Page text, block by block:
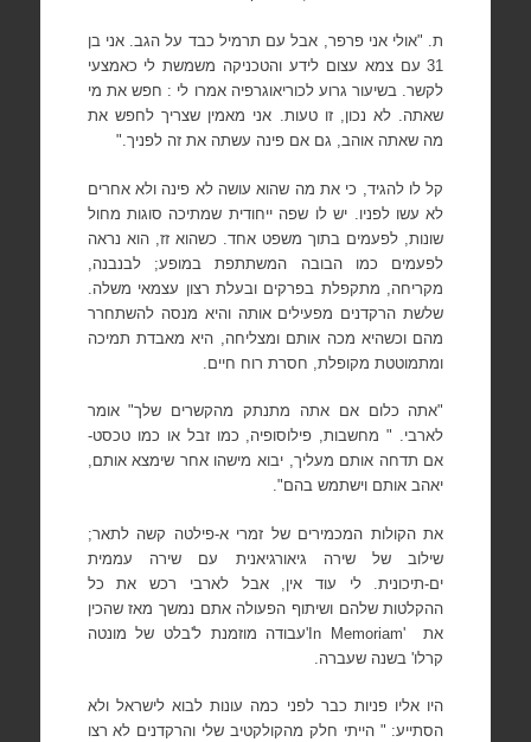
ת. "אולי אני פרפר, אבל עם תרמיל כבד על הגב. אני בן
31 עם צמא עצום לידע והטכניקה משמשת לי כאמצעי
לקשר. בשיעור גרוע לכוריאוגרפיה אמרו לי : חפש את מי
שאתה. לא נכון, זו טעות. אני מאמין שצריך לחפש את
מה שאתה אוהב, גם אם פינה עשתה את זה לפניך."
קל לו להגיד, כי את מה שהוא עושה לא פינה ולא אחרים
לא עשו לפניו. יש לו שפה ייחודית שמתיכה סוגות מחול
שונות, לפעמים בתוך משפט אחד.
כשהוא זז, הוא נראה
לפעמים כמו הבובה
המשתתפת במופע; לבנבנה,
מקריחה, מתקפלת בפרקים ובעלת רצון עצמאי משלה.
שלשת הרקדנים מפעילים אותה והיא מנסה להשתחרר
מהם וכשהיא מכה אותם ומצליחה, היא מאבדת תמיכה
ומתמוטטת מקופלת, חסרת רוח חיים.
"אתה כלום אם אתה מתנתק מהקשרים שלך" אומר
לארבי. " מחשבות, פילוסופיה, כמו זבל או כמו טכסט-
אם תדחה אותם מעליך, יבוא מישהו אחר שימצא אותם,
יאהב אותם וישתמש בהם".
את הקולות המכמירים של זמרי א-פילטה קשה לתאר;
שילוב של שירה גיאורגיאנית עם שירה עממית
ים-תיכונית. לי עוד אין, אבל לארבי רכש את כל
ההקלטות שלהם ושיתוף הפעולה אתם נמשך מאז שהכין
את
'In Memoriam'עבודה מוזמנת ל'בלט של מונטה
קרלו' בשנה שעברה.
היו אליו פניות כבר לפני כמה עונות לבוא לישראל ולא
הסתייע: " הייתי חלק מהקולקטיב שלי והרקדנים לא רצו